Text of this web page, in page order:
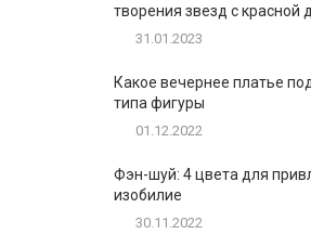
творения звезд с красной
31.01.2023
Какое вечернее платье
типа фигуры
01.12.2022
Фэн-шуй: 4 цвета для
изобилие
30.11.2022